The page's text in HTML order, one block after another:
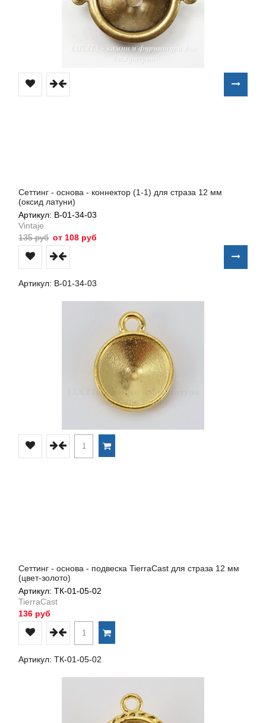
Сеттинг - основа - коннектор (1-1) для страза 12 мм
(оксид латуни)
Артикул: В-01-34-03
Vintaje
135 руб от 108 руб
Артикул: В-01-34-03
Сеттинг - основа - подвеска TierraCast для страза 12 мм
(цвет-золото)
Артикул: ТК-01-05-02
TierraCast
136 руб
Артикул: ТК-01-05-02